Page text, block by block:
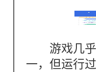
游戏几乎
一，但运行